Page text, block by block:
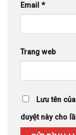
Email *
Trang web
Lưu tên
duyệt này cho